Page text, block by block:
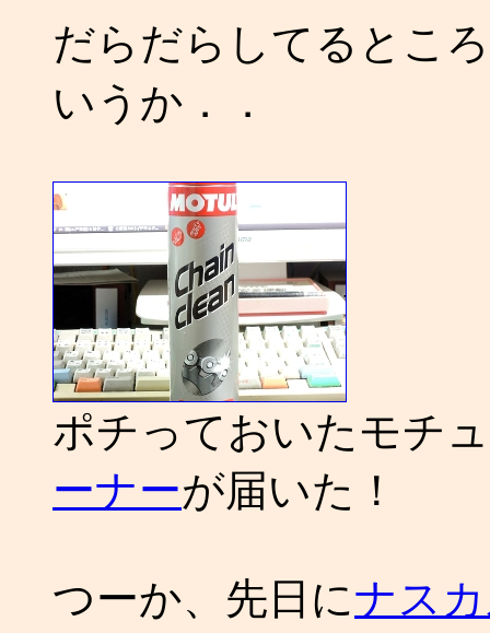
だらだらしてるとこ
いうか．．
ポチっておいたモチ
ーナーが届いた！
つーか、先日にナス